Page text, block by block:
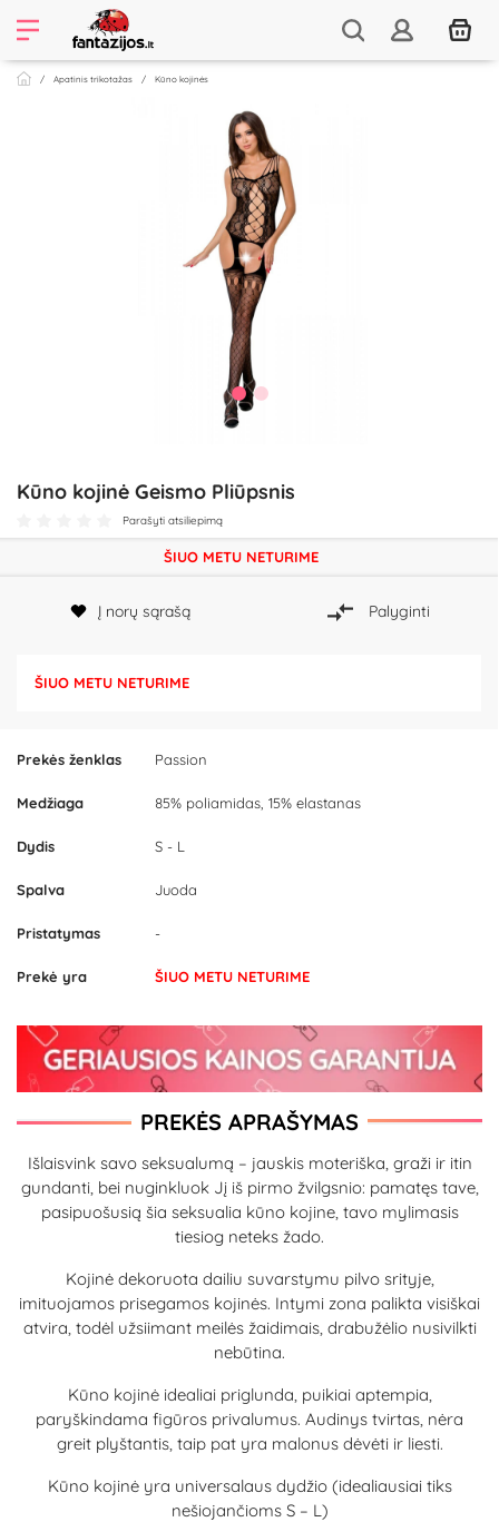
Apatinis trikotažas Kūno kojinės
Kūno kojinė Geismo Pliūpsnis
Parašyti atsiliepimą
Prekės ženklas Passion
Medžiaga 85% poliamidas, 15% elastanas
Dydis S - L
Spalva Juoda
Pristatymas -
Prekė yra ŠIUO METU NETURIME
ŠIUO METU NETURIME
Į norų sąrašą Palyginti
ŠIUO METU NETURIME
PREKĖS APRAŠYMAS
Išlaisvink savo seksualumą – jauskis moteriška, graži ir itin
gundanti, bei nuginkluok Jį iš pirmo žvilgsnio: pamatęs tave,
pasipuošusią šia seksualia kūno kojine, tavo mylimasis
tiesiog neteks žado.
Kojinė dekoruota dailiu suvarstymu pilvo srityje,
imituojamos prisegamos kojinės. Intymi zona palikta visiškai
atvira, todėl užsiimant meilės žaidimais, drabužėlio nusivilkti
nebūtina.
Kūno kojinė idealiai priglunda, puikiai aptempia,
paryškindama figūros privalumus. Audinys tvirtas, nėra
greit plyštantis, taip pat yra malonus dėvėti ir liesti.
Kūno kojinė yra universalaus dydžio (idealiausiai tiks
nešiojančioms S – L)